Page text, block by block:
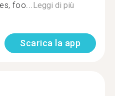
foo...Leggi di più
Scarica la app